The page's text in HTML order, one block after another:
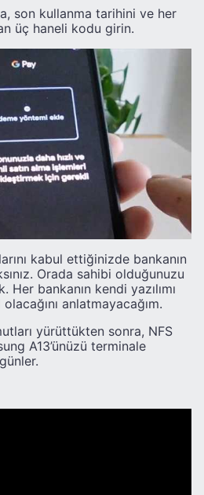
son kullanma tarihini ve her
üç haneli kodu girin.
kabul ettiğinizde bankanın
Orada sahibi olduğunuzu
Her bankanın kendi yazılımı
anlatmayacağım.
yürüttükten sonra, NFS
A13’ünüzü terminale